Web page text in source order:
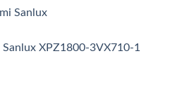
XPZ1800-3VX710-1